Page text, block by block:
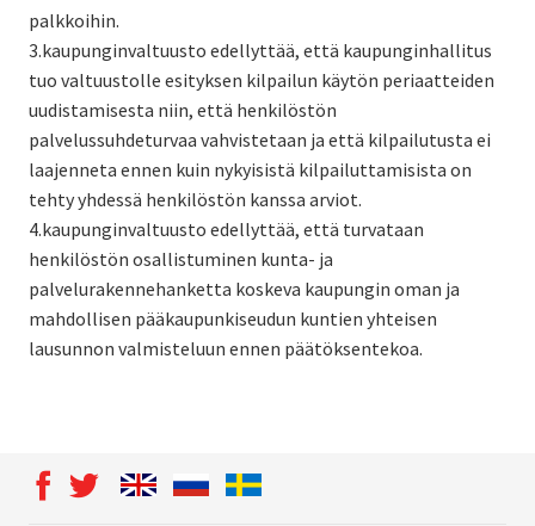
palkkoihin.
3.kaupunginvaltuusto edellyttää, että kaupunginhallitus
tuo valtuustolle esityksen kilpailun käytön periaatteiden
uudistamisesta niin, että henkilöstön
palvelussuhdeturvaa vahvistetaan ja että kilpailutusta ei
laajenneta ennen kuin nykyisistä kilpailuttamisista on
tehty yhdessä henkilöstön kanssa arviot.
4.kaupunginvaltuusto edellyttää, että turvataan
henkilöstön osallistuminen kunta- ja
palvelurakennehanketta koskeva kaupungin oman ja
mahdollisen pääkaupunkiseudun kuntien yhteisen
lausunnon valmisteluun ennen päätöksentekoa.